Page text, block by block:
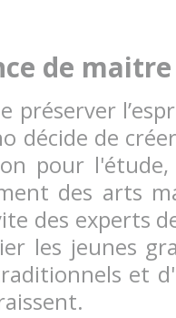
de
préserver
décide de
pour
des arts
des experts
les jeunes
et